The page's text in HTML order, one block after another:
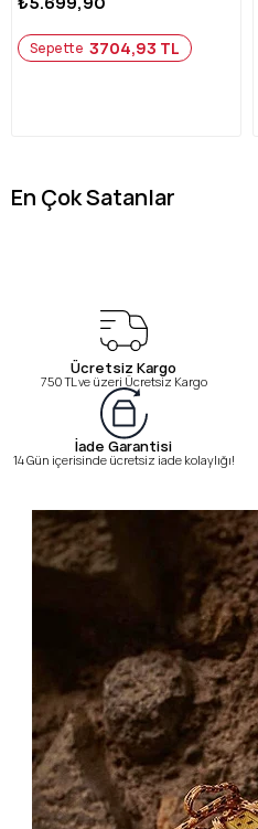
Sepette 3704,93 TL
En Çok Satanlar
Ücretsiz Kargo
750 TL ve üzeri Ücretsiz Kargo
İade Garantisi
14 Gün içerisinde ücretsiz iade kolaylığı!